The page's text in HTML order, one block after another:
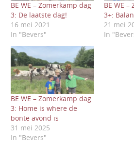
BE WE – Zomerkamp dag
3: De laatste dag!
16 mei 2021
In "Bevers"
BE WE
3+:
21 mei
In
BE WE – Zomerkamp dag
3: Home is where de
bonte avond is
31 mei 2025
In "Bevers"